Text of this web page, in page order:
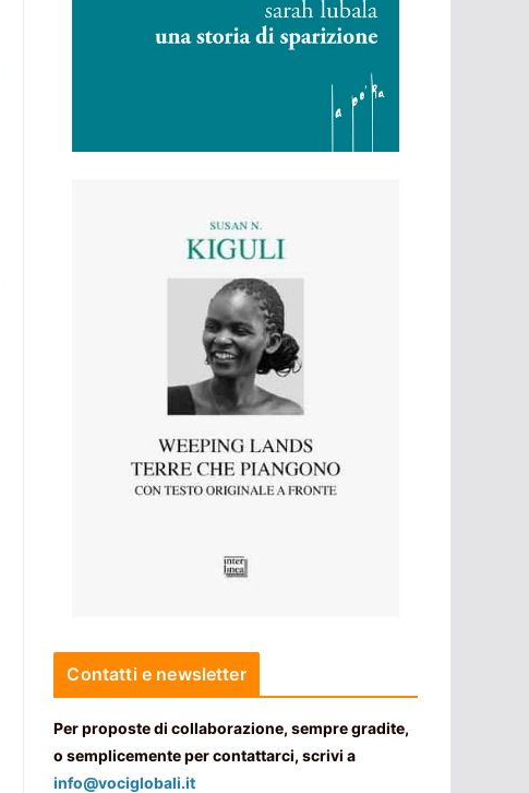
Contatti e newsletter
Per proposte di collaborazione, sempre gradite,
o semplicemente per contattarci, scrivi a
info@vociglobali.it